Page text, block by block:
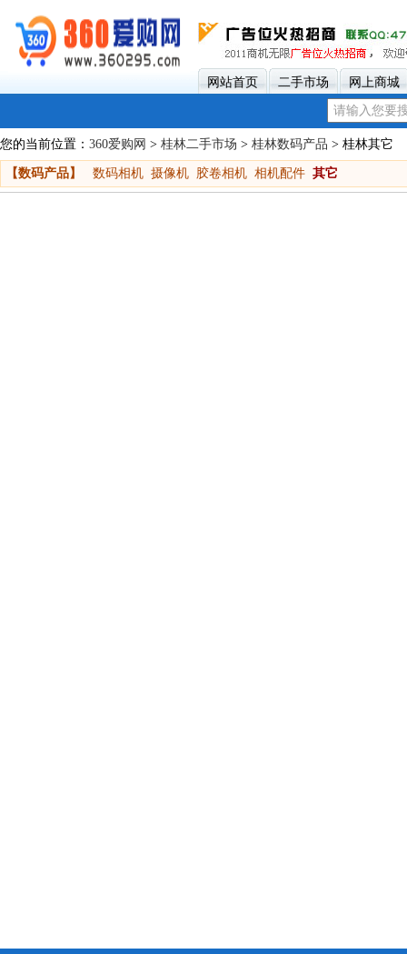
网站首页 二手市场 网上商城
您的当前位置： 360爱购网 > 桂林二手市场 > 桂林数码产品 > 桂林其它
【数码产品】 数码相机 摄像机 胶卷相机 相机配件 其它